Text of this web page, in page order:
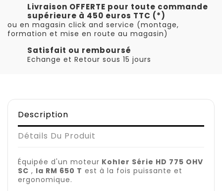
Livraison OFFERTE pour toute commande
supérieure à 450 euros TTC (*)
ou en magasin click and service (montage,
formation et mise en route au magasin)
Satisfait ou remboursé
Echange et Retour sous 15 jours
Description
Détails Du Produit
Équipée d'un moteur Kohler Série HD 775 OHV
SC , la RM 650 T est à la fois puissante et
ergonomique.